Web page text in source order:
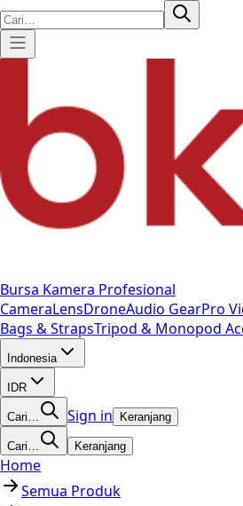
Bursa Kamera Profesional
CameraLensDroneAudio GearPro
Bags & StrapsTripod & Monopod
Indonesia
IDR
Cari… Sign in Keranjang
Cari… Keranjang
Home
Semua Produk